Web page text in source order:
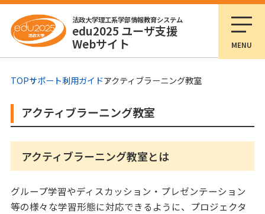
法政大学理工系学部情報教育システム
edu2025 ユーザ支援
Webサイト MENU
TOPサポート利用ガイドアクティブラーニング教室
アクティブラーニング教室
アクティブラーニング教室とは
グループ学習やディスカッション・プレゼンテーション
等の様々な学習形態に対応できるように、プロジェクタ